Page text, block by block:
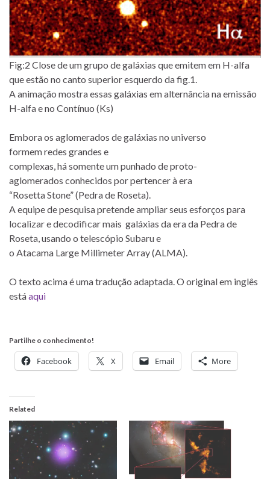
Fig:2 Close de um grupo de galáxias que emitem em H-alfa
que estão no canto superior esquerdo da fig.1.
A animação mostra essas galáxias em alternância na emissão
H-alfa e no Contínuo (Ks)
Embora os aglomerados de galáxias no universo
formem redes grandes e
complexas, há somente um punhado de proto-
aglomerados conhecidos por pertencer à era
“Rosetta Stone” (Pedra de Roseta).
A equipe de pesquisa pretende ampliar seus esforços para
localizar e decodificar mais galáxias da era da Pedra de
Roseta, usando o telescópio Subaru e
o Atacama Large Millimeter Array (ALMA).
O texto acima é uma tradução adaptada. O original em inglês
estáaqui
Partilhe o conhecimento!
Facebook X Email More
Related